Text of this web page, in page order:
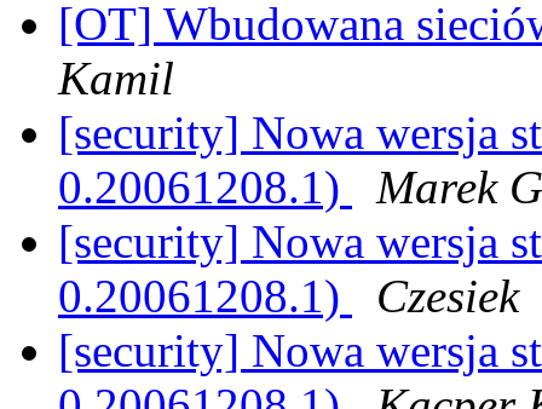
[OT] Wbudowana
Kamil
[security] Nowa wersja
0.20061208.1)
Marek
[security] Nowa wersja
0.20061208.1)
Czesiek
[security] Nowa wersja